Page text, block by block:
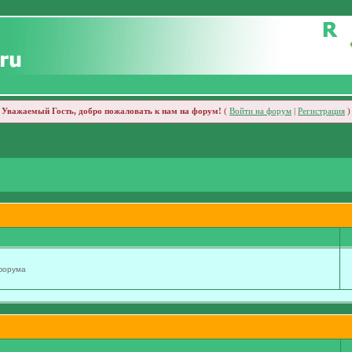
Уважаемый Гость, добро пожаловать к нам на форум! ( Войти на форум Регистрация )